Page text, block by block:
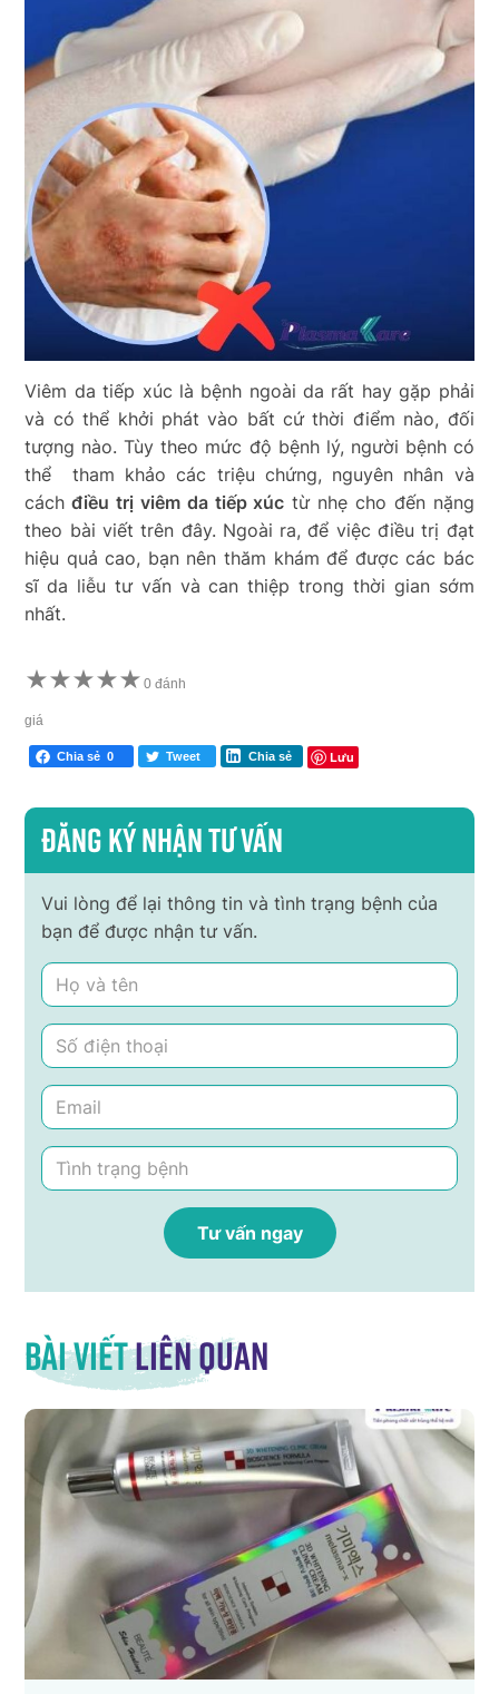
Viêm da tiếp xúc là bệnh ngoài da rất hay gặp phải
và có thể khởi phát vào bất cứ thời điểm nào, đối
tượng nào. Tùy theo mức độ bệnh lý, người bệnh có
thể tham khảo các triệu chứng, nguyên nhân và
cách điều trị viêm da tiếp xúc từ nhẹ cho đến nặng
theo bài viết trên đây. Ngoài ra, để việc điều trị đạt
hiệu quả cao, bạn nên thăm khám để được các bác
sĩ da liễu tư vấn và can thiệp trong thời gian sớm
nhất.
★★★★★ 0 đánh
giá
Chia sẻ 0 Tweet Chia sẻ Lưu
Đăng ký nhận tư vấn
Vui lòng để lại thông tin và tình trạng bệnh của
bạn để được nhận tư vấn.
Bài viếtliên quan